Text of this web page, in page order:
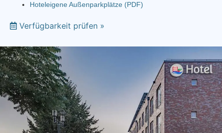
Hoteleigene Außenparkplätze (PDF)
Verfügbarkeit prüfen »